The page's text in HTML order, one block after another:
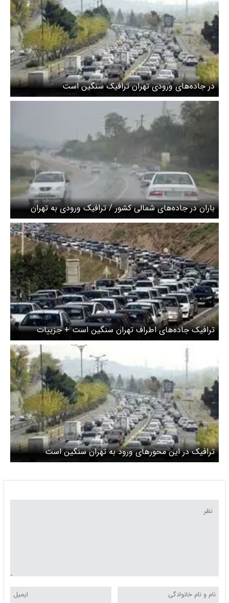
در جاده‌های ورودی تهران ترافیک سنگین است
باران در جاده‌های شمالی کشور / ترافیک ورودی به تهران
سنگین است
ترافیک جاده‌های اطراف تهران سنگین است + جزییات
ترافیک در این محورهای ورود به تهران سنگین است